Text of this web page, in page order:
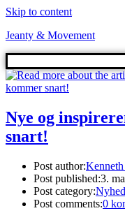
Skip to content
Jeanty & Movement
Nye og
snart!
Post author:
Post published:3.
Post category:
Post comments:0